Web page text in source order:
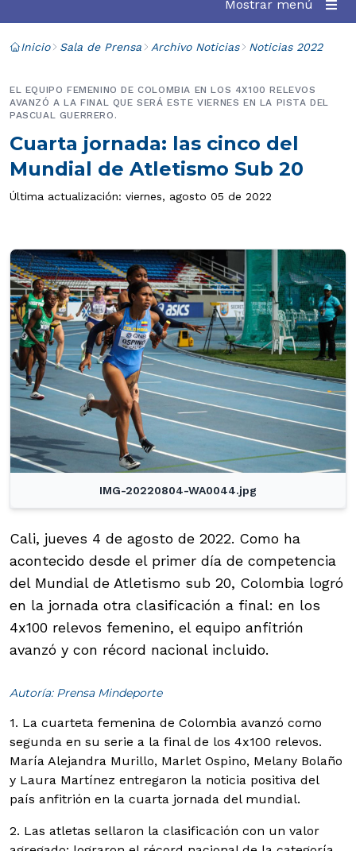
Mostrar menú
Inicio Sala de Prensa Archivo Noticias Noticias 2022
Cuarta jornada: las cinco del
Mundial de Atletismo Sub 20
EL EQUIPO FEMENINO DE COLOMBIA EN LOS 4X100 RELEVOS
AVANZÓ A LA FINAL QUE SERÁ ESTE VIERNES EN LA PISTA DEL
PASCUAL GUERRERO.
Última actualización: viernes, agosto 05 de 2022
IMG-20220804-WA0044.jpg
Cali, jueves 4 de agosto de 2022. Como ha
acontecido desde el primer día de competencia
del Mundial de Atletismo sub 20, Colombia logró
en la jornada otra clasificación a final: en los
4x100 relevos femenino, el equipo anfitrión
avanzó y con récord nacional incluido.
Autoría: Prensa Mindeporte
1. La cuarteta femenina de Colombia avanzó como
segunda en su serie a la final de los 4x100 relevos.
María Alejandra Murillo, Marlet Ospino, Melany Bolaño
y Laura Martínez entregaron la noticia positiva del
país anfitrión en la cuarta jornada del mundial.
2. Las atletas sellaron la clasificación con un valor